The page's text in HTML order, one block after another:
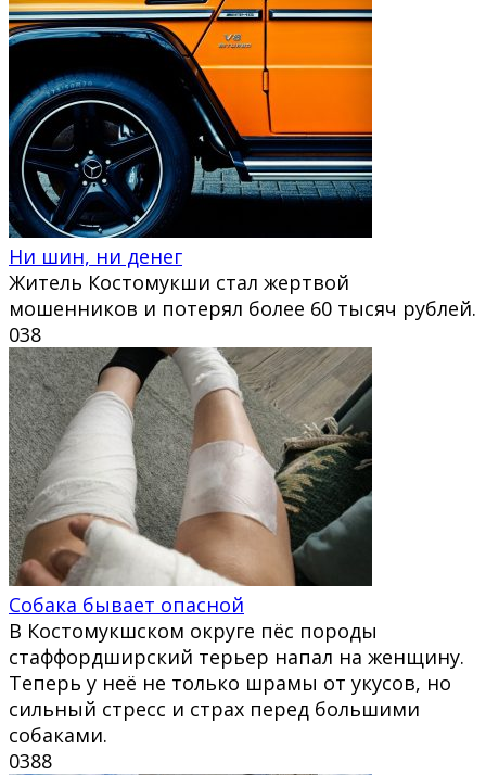
Ни шин, ни денег
Житель Костомукши стал жертвой
мошенников и потерял более 60 тысяч рублей.
038
Собака бывает опасной
В Костомукшском округе пёс породы
стаффордширский терьер напал на женщину.
Теперь у неё не только шрамы от укусов, но
сильный стресс и страх перед большими
собаками.
0388